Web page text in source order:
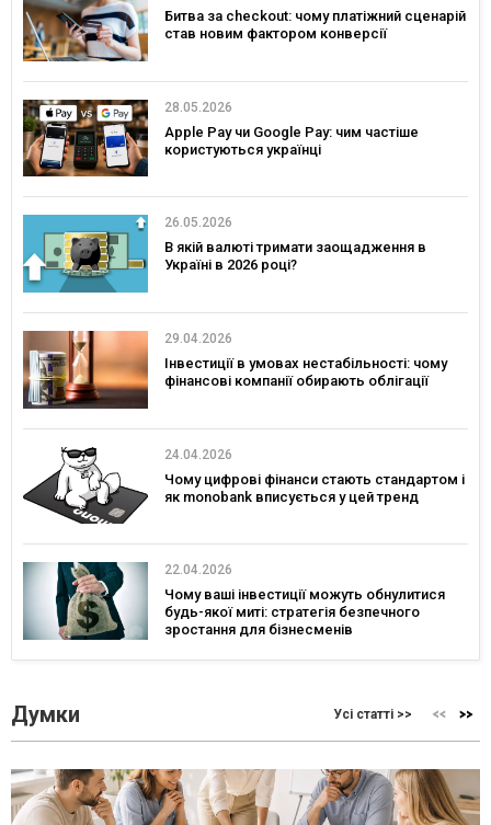
Битва за checkout: чому платіжний сценарій
став новим фактором конверсії
28.05.2026
Apple Pay чи Google Pay: чим частіше
користуються українці
26.05.2026
В якій валюті тримати заощадження в
Україні в 2026 році?
29.04.2026
Інвестиції в умовах нестабільності: чому
фінансові компанії обирають облігації
24.04.2026
Чому цифрові фінанси стають стандартом і
як monobank вписується у цей тренд
22.04.2026
Чому ваші інвестиції можуть обнулитися
будь-якої миті: стратегія безпечного
зростання для бізнесменів
Думки Усі статті >>